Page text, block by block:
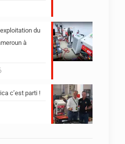
du
à
c’est parti !